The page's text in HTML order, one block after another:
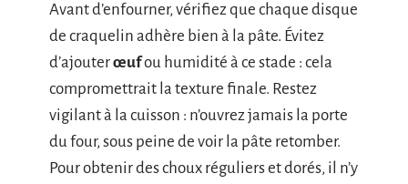
Avant d’enfourner, vérifiez que chaque disque
de craquelin adhère bien à la pâte. Évitez
d’ajouterœufou humidité à ce stade : cela
compromettrait la texture finale. Restez
vigilant à la cuisson : n’ouvrez jamais la porte
du four, sous peine de voir la pâte retomber.
Pour obtenir des choux réguliers et dorés, il n’y